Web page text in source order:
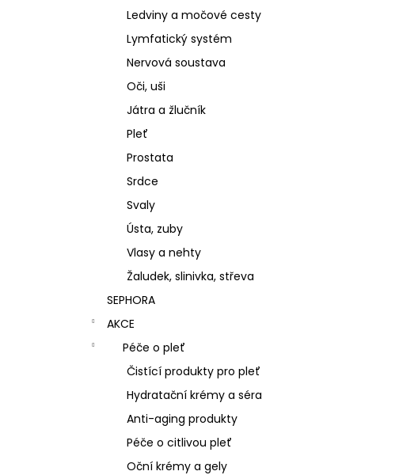
Ledviny a močové cesty
Lymfatický systém
Nervová soustava
Oči, uši
Játra a žlučník
Pleť
Prostata
Srdce
Svaly
Ústa, zuby
Vlasy a nehty
Žaludek, slinivka, střeva
SEPHORA
AKCE
Péče o pleť
Čistící produkty pro pleť
Hydratační krémy a séra
Anti-aging produkty
Péče o citlivou pleť
Oční krémy a gely